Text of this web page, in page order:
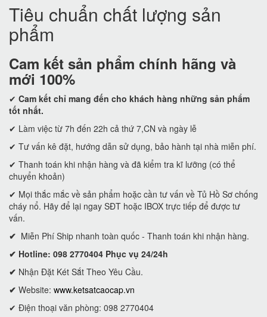
Tiêu chuẩn chất lượng sản
phẩm
Cam kết sản phẩm chính hãng và
mới 100%
✔ Cam kết chỉ mang đến cho khách hàng những sản phẩm
tốt nhất.
✔ Làm việc từ 7h đến 22h cả thứ 7,CN và ngày lễ
✔ Tư vấn kê đặt, hướng dẫn sử dụng, bảo hành tại nhà miễn phí.
✔ Thanh toán khi nhận hàng và đã kiểm tra kĩ lưỡng (có thể
chuyển khoản)
✔ Mọi thắc mắc về sản phẩm hoặc cần tư vấn về Tủ Hồ Sơ chống
cháy nổ. Hãy để lại ngay SĐT hoặc IBOX trực tiếp để được tư
vấn.
✔ Miễn Phí Ship nhanh toàn quốc - Thanh toán khi nhận hàng.
✔ Hotline: 098 2770404 Phục vụ 24/24h
✔ Nhận Đặt Két Sắt Theo Yêu Cầu.
✔ Website: www.ketsatcaocap.vn
✔ Điện thoại văn phòng: 098 2770404